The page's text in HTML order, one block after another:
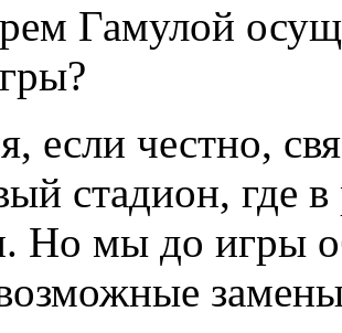
Гамулой
если честно,
стадион, где в
Но мы до игры